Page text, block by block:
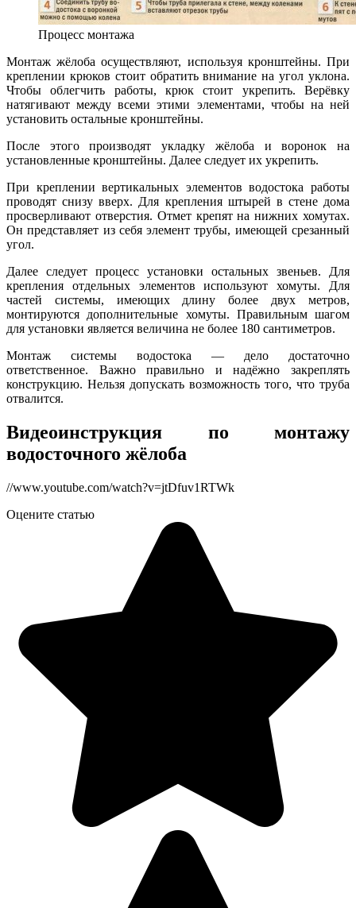
Процесс монтажа
Монтаж жёлоба осуществляют, используя кронштейны. При
креплении крюков стоит обратить внимание на угол уклона.
Чтобы облегчить работы, крюк стоит укрепить. Верёвку
натягивают между всеми этими элементами, чтобы на ней
установить остальные кронштейны.
После этого производят укладку жёлоба и воронок на
установленные кронштейны. Далее следует их укрепить.
При креплении вертикальных элементов водостока работы
проводят снизу вверх. Для крепления штырей в стене дома
просверливают отверстия. Отмет крепят на нижних хомутах.
Он представляет из себя элемент трубы, имеющей срезанный
угол.
Далее следует процесс установки остальных звеньев. Для
крепления отдельных элементов используют хомуты. Для
частей системы, имеющих длину более двух метров,
монтируются дополнительные хомуты. Правильным шагом
для установки является величина не более 180 сантиметров.
Монтаж системы водостока — дело достаточно
ответственное. Важно правильно и надёжно закреплять
конструкцию. Нельзя допускать возможность того, что труба
отвалится.
Видеоинструкция по монтажу
водосточного жёлоба
//www.youtube.com/watch?v=jtDfuv1RTWk
Оцените статью